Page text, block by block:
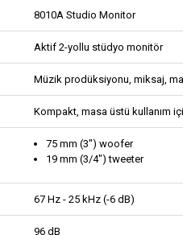
8010A Studio Monitor
Aktif 2-yollu stüdyo monitör
Müzik prodüksiyonu, miksaj,
Kompakt, masa üstü kullanım
75 mm (3") woofer
19 mm (3/4") tweeter
67 Hz - 25 kHz (-6 dB)
96 dB